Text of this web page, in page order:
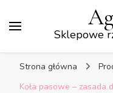
Sklepowe
Strona główna
Koła pasowe – zasada